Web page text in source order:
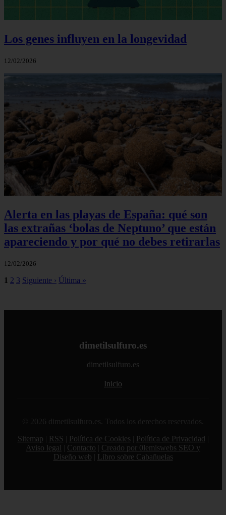
Los genes influyen en la longevidad
12/02/2026
Alerta en las playas de España: qué son
las extrañas ‘bolas de Neptuno’ que están
apareciendo y por qué no debes retirarlas
12/02/2026
1 2 3 Siguiente › Última »
dimetilsulfuro.es
dimetilsulfuro.es
Inicio
© 2026 dimetilsulfuro.es. Todos los derechos reservados.
Sitemap
RSS Política de Cookies Política de Privacidad
Aviso legal
Contacto
Creado por 0lemiswebs SEO y
Diseño web
Libro sobre Cabañuelas